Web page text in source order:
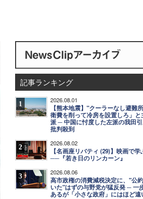
記事ランキング
1 2026.08.01
【熊本地震】"クーラーなし避難
衛費を削って冷房を設置しろ」と
派 ─ 中国に忖度した左派の我田
批判殺到
2 2026.08.02
【名画座リバティ (29)】映画で
──『若き日のリンカーン』
3 2026.08.06
高市政権の消費減税決定に、"公
いた"はずの与野党が猛反発 ─ 一
あるが「小さな政府」にはほど遠